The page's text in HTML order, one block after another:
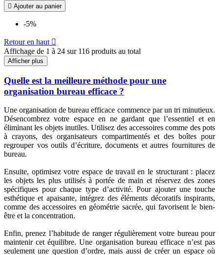
 Ajouter au panier
-5%
Retour en haut 
Affichage de 1 à 24 sur 116 produits au total
Afficher plus
Quelle est la meilleure méthode pour une
organisation bureau efficace ?
Une organisation de bureau efficace commence par un tri minutieux.
Désencombrez votre espace en ne gardant que l’essentiel et en
éliminant les objets inutiles. Utilisez des accessoires comme des pots
à crayons, des organisateurs compartimentés et des boîtes pour
regrouper vos outils d’écriture, documents et autres fournitures de
bureau.
Ensuite, optimisez votre espace de travail en le structurant : placez
les objets les plus utilisés à portée de main et réservez des zones
spécifiques pour chaque type d’activité. Pour ajouter une touche
esthétique et apaisante, intégrez des éléments décoratifs inspirants,
comme des accessoires en géométrie sacrée, qui favorisent le bien-
être et la concentration.
Enfin, prenez l’habitude de ranger régulièrement votre bureau pour
maintenir cet équilibre. Une organisation bureau efficace n’est pas
seulement une question d’ordre, mais aussi de créer un espace où